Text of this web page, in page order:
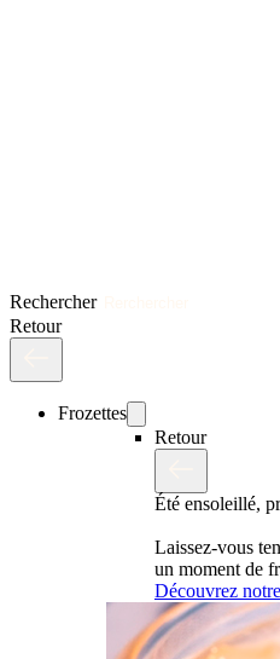
Rechercher
Retour
Frozettes
Retour
Été ensoleillé,
Laissez-vous
un moment de
Découvrez